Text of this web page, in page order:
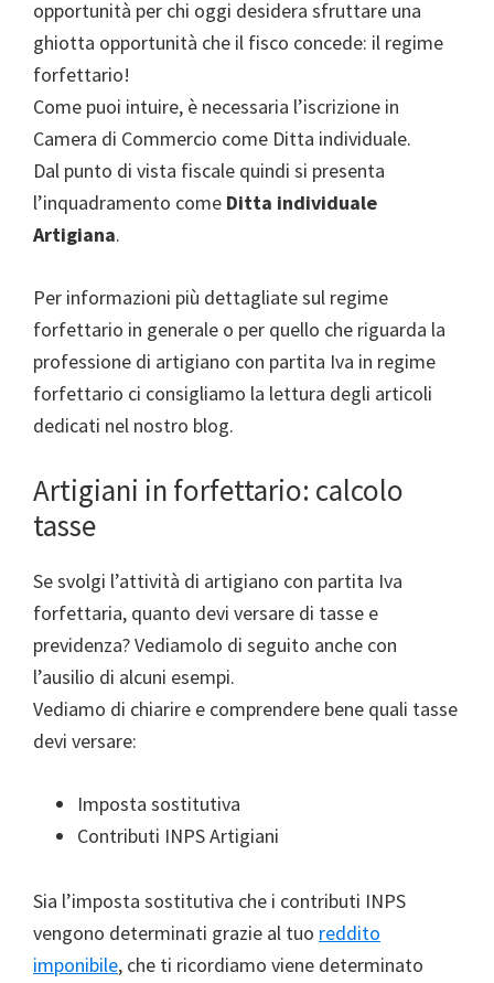
opportunità per chi oggi desidera sfruttare una
ghiotta opportunità che il fisco concede: il regime
forfettario!
Come puoi intuire, è necessaria l’iscrizione in
Camera di Commercio come Ditta individuale.
Dal punto di vista fiscale quindi si presenta
l’inquadramento come Ditta individuale
Artigiana.
Per informazioni più dettagliate sul regime
forfettario in generale o per quello che riguarda la
professione di artigiano con partita Iva in regime
forfettario ci consigliamo la lettura degli articoli
dedicati nel nostro blog.
Artigiani in forfettario: calcolo
tasse
Se svolgi l’attività di artigiano con partita Iva
forfettaria, quanto devi versare di tasse e
previdenza? Vediamolo di seguito anche con
l’ausilio di alcuni esempi.
Vediamo di chiarire e comprendere bene quali tasse
devi versare:
Imposta sostitutiva
Contributi INPS Artigiani
Sia l’imposta sostitutiva che i contributi INPS
vengono determinati grazie al tuo reddito
imponibile, che ti ricordiamo viene determinato